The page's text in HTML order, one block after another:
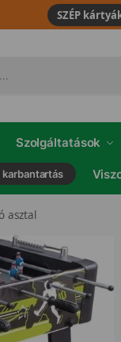
SZÉP
Szolgáltatások
asztal